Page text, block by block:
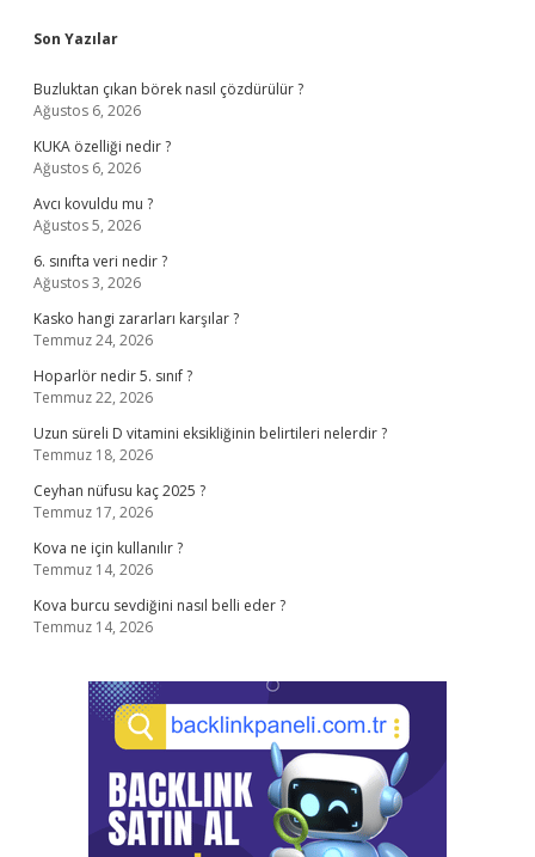
Sidebar
Son Yazılar
Buzluktan çıkan börek nasıl çözdürülür ?
Ağustos 6, 2026
KUKA özelliği nedir ?
Ağustos 6, 2026
Avcı kovuldu mu ?
Ağustos 5, 2026
6. sınıfta veri nedir ?
Ağustos 3, 2026
Kasko hangi zararları karşılar ?
Temmuz 24, 2026
Hoparlör nedir 5. sınıf ?
Temmuz 22, 2026
Uzun süreli D vitamini eksikliğinin belirtileri nelerdir ?
Temmuz 18, 2026
Ceyhan nüfusu kaç 2025 ?
Temmuz 17, 2026
Kova ne için kullanılır ?
Temmuz 14, 2026
Kova burcu sevdiğini nasıl belli eder ?
Temmuz 14, 2026